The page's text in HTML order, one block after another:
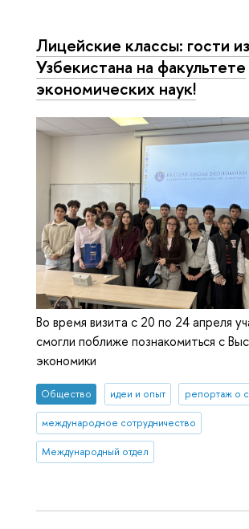
Лицейские классы: гости из
Узбекистана на факультете
экономических наук!
Во время визита с 20 по 24 апреля
смогли поближе познакомиться с
экономики
Общество идеи и опыт репортаж о
международное сотрудничество
Международный отдел